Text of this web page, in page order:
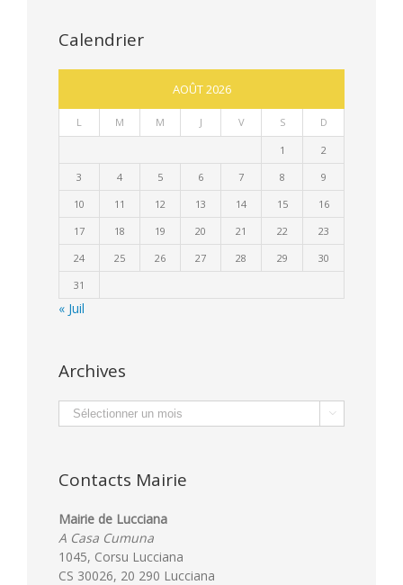
Calendrier
AOÛT 2026
L M M J V S D
1
2
3
4 5 6 7 8
9
10
11 12 13 14 15
16
17
18 19 20 21 22
23
24
25 26 27 28 29
30
31
« Juil
Archives
Archives 
Contacts Mairie
Mairie de Lucciana
A Casa Cumuna
1045, Corsu Lucciana
CS 30026, 20 290 Lucciana